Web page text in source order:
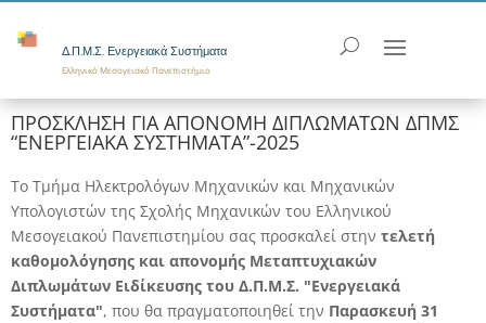
Δ.Π.Μ.Σ. Ενεργειακά Συστήματα
Ελληνικό Μεσογειακό Πανεπιστήμιο
ΠΡΟΣΚΛΗΣΗ ΓΙΑ ΑΠΟΝΟΜΗ ΔΙΠΛΩΜΑΤΩΝ ΔΠΜΣ
“ΕΝΕΡΓΕΙΑΚΑ ΣΥΣΤΗΜΑΤΑ”-2025
Το Τμήμα Ηλεκτρολόγων Μηχανικών και Μηχανικών
Υπολογιστών της Σχολής Μηχανικών του Ελληνικού
Μεσογειακού Πανεπιστημίου σας προσκαλεί στην τελετή
καθομολόγησης και απονομής Μεταπτυχιακών
Διπλωμάτων Ειδίκευσης του Δ.Π.Μ.Σ. "Ενεργειακά
Συστήματα", που θα πραγματοποιηθεί την Παρασκευή 31